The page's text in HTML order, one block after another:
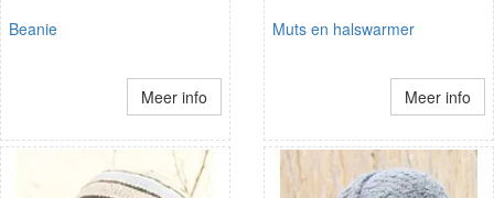
Beanie
Meer info
Muts en halswarmer
Meer info